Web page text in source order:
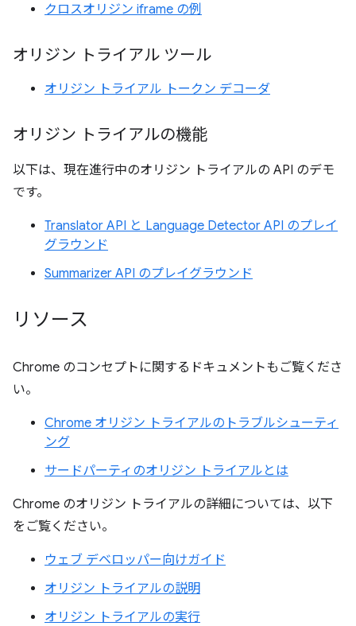
クロスオリジン iframe の例
オリジン トライアル ツール
オリジン トライアル トークン デコーダ
オリジン トライアルの機能
以下は、現在進行中のオリジン トライアルの API のデモ
です。
Translator API と Language Detector API のプレイ
グラウンド
Summarizer API のプレイグラウンド
リソース
Chrome のコンセプトに関するドキュメントもご覧くださ
い。
Chrome オリジン トライアルのトラブルシューティ
ング
サードパーティのオリジン トライアルとは
Chrome のオリジン トライアルの詳細については、以下
をご覧ください。
ウェブ デベロッパー向けガイド
オリジン トライアルの説明
オリジン トライアルの実行